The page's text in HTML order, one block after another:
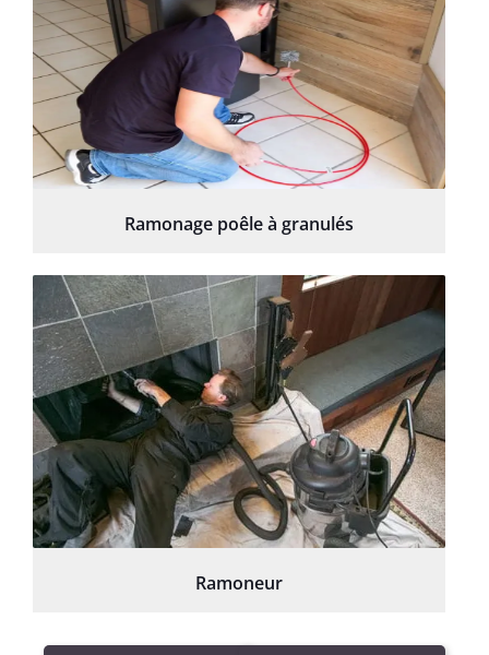
Ramonage poêle à granulés
Ramoneur